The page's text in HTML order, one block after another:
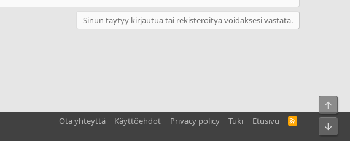
Sinun täytyy kirjautua tai rekisteröityä voidaksesi vastata.
Ota yhteyttä Käyttöehdot Privacy policy Tuki Etusivu
R